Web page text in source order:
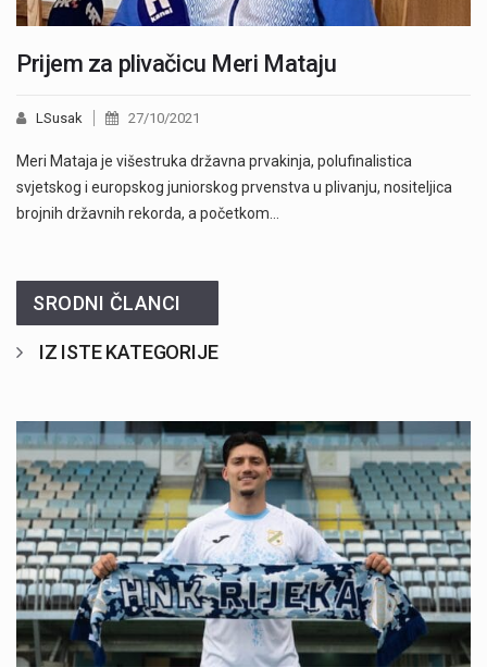
Prijem za plivačicu Meri Mataju
LSusak 27/10/2021
Meri Mataja je višestruka državna prvakinja, polufinalistica
svjetskog i europskog juniorskog prvenstva u plivanju, nositeljica
brojnih državnih rekorda, a početkom…
SRODNI ČLANCI
IZ ISTE KATEGORIJE